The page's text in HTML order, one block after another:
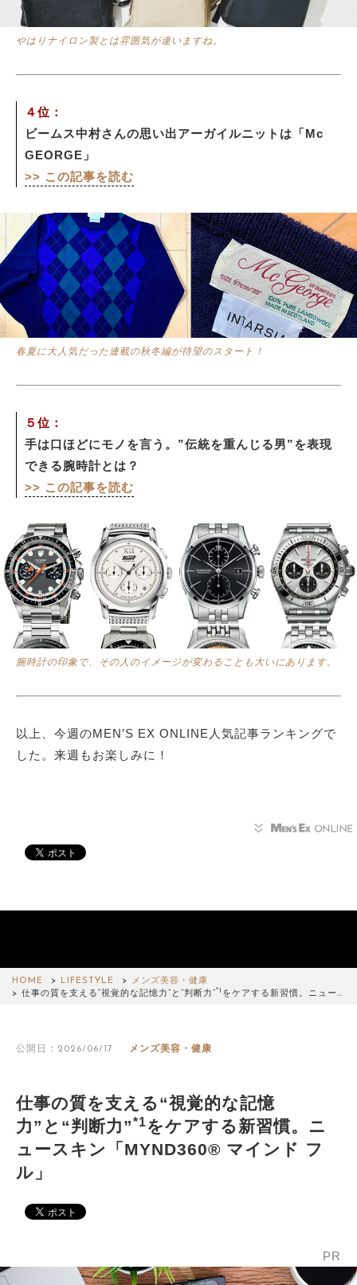
やはりナイロン製とは雰囲気が違いますね。
４位：
ビームス中村さんの思い出アーガイルニットは「Mc
GEORGE」
>> この記事を読む
春夏に大人気だった連載の秋冬編が待望のスタート！
５位：
手は口ほどにモノを言う。”伝統を重んじる男”を表現
できる腕時計とは？
>> この記事を読む
腕時計の印象で、その人のイメージが変わることも大いにあります。
以上、今週のMEN’S EX ONLINE人気記事ランキングで
した。来週もお楽しみに！
HOME LIFESTYLE
メンズ美容・健康
仕事の質を支える“視覚的な記憶力”と“判断力”
*1 をケアする新習慣。ニュー…
公開日：2026/06/17 メンズ美容・健康
仕事の質を支える“視覚的な記憶
力”と“判断力”*1をケアする新習慣。ニ
ュースキン「MYND360® マインド フ
ル」
PR